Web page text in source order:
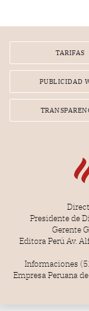
TARIFAS
PUBLICIDAD
Presidente de
Gerente
Editora Perú Av.
Informaciones
Empresa Peruana